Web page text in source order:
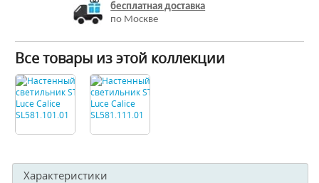
бесплатная доставка
по Москве
Все товары из этой коллекции
Характеристики